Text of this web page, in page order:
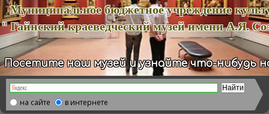
бюджетное учреждение
краеведческий музей имени А.Я.
Посетите наш музей и узнайте что-нибудь
на сайте в интернете